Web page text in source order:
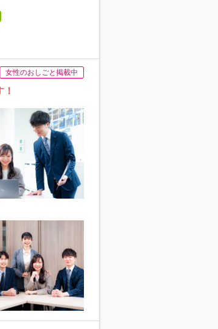
女性のおしごと掲載中